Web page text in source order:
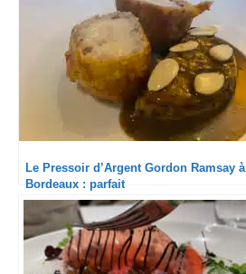
Le Pressoir d’Argent Gordon Ramsay à
Bordeaux : parfait